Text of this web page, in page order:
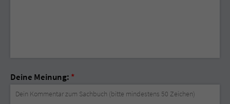
Deine Meinung: *